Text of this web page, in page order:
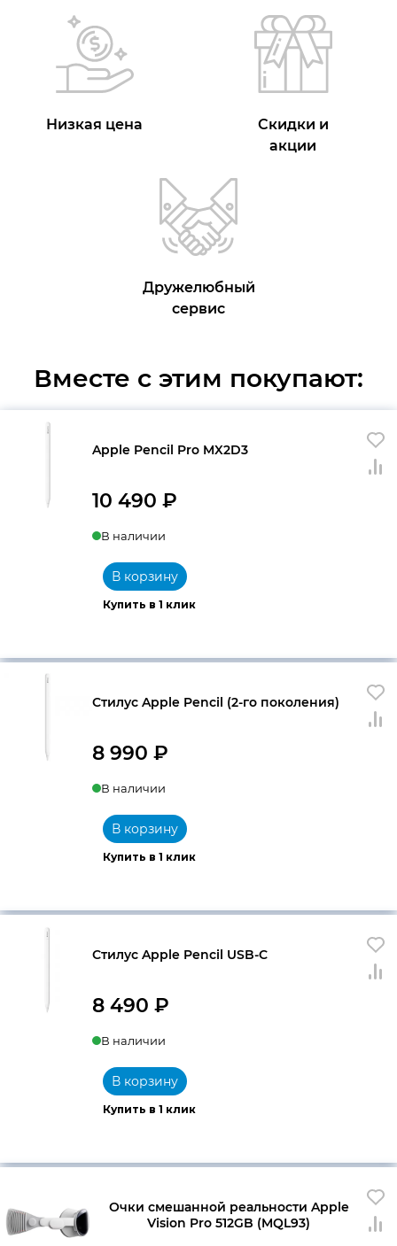
Низкая цена
Скидки и
акции
Дружелюбный
сервис
Вместе с этим покупают:
Apple Pencil Pro MX2D3
10 490 ₽
В наличии
Купить в 1 клик
В корзину
Стилус Apple Pencil (2-го поколения)
8 990 ₽
В наличии
Купить в 1 клик
В корзину
Стилус Apple Pencil USB-C
8 490 ₽
В наличии
Купить в 1 клик
В корзину
Очки смешанной реальности Apple
Vision Pro 512GB (MQL93)